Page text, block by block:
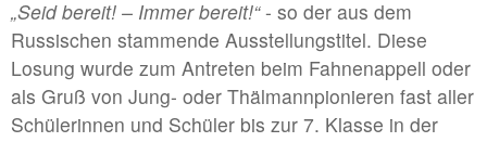
#2 | 2025 Christian Schiebe, Theresa Tuffner,
#1 | 2025 Moritz Danner
//related to fragment
„Seid bereit! – Immer bereit!“- so der aus dem
Russischen stammende Ausstellungstitel. Diese
Losung wurde zum Antreten beim Fahnenappell oder
als Gruß von Jung- oder Thälmannpionieren fast aller
Schülerinnen und Schüler bis zur 7. Klasse in der